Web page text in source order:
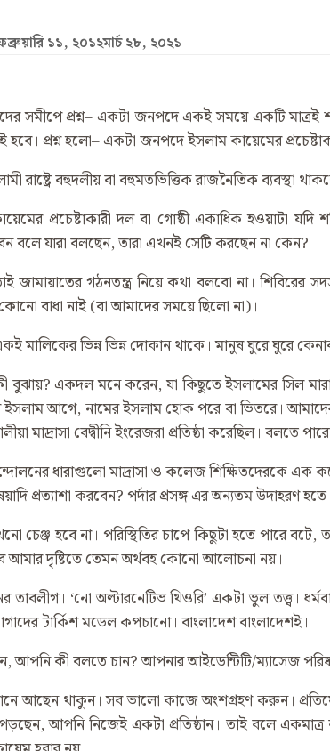
১১, ২০১২মার্চ ২৮, ২০২১
সমীপে প্রশ্ন– একটা জনপদে একই সময়ে একটি
হবে। প্রশ্ন হলো– একটা জনপদে ইসলাম কায়েমের
রাষ্ট্রে বহুদলীয় বা বহুমতভিত্তিক রাজনৈতিক ব্যবস্থা
প্রচেষ্টাকারী দল বা গোষ্ঠী একাধিক হওয়াটা
বলে যারা বলছেন, তারা এখনই সেটি করছেন না কেন?
গঠনতন্ত্র নিয়ে কথা বলবো না। শিবিরের
কোনো বাধা নাই (বা আমাদের সময়ে ছিলো না)।
মালিকের ভিন্ন ভিন্ন দোকান থাকে। মানুষ ঘুরে ঘুরে
বুঝায়? একদল মনে করেন, যা কিছুতে ইসলামের সিল
ইসলাম আগে, নামের ইসলাম হোক পরে বা ভিতরে।
মাদ্রাসা বেদ্বীনি ইংরেজরা প্রতিষ্ঠা করেছিল। বলতে
ধারাগুলো মাদ্রাসা ও কলেজ শিক্ষিতদেরকে
প্রত্যাশা করবেন? পর্দার প্রসঙ্গ এর অন্যতম উদাহরণ
হবে না। পরিস্থিতির চাপে কিছুটা হতে পারে বটে,
আমার দৃষ্টিতে তেমন অর্থবহ কোনো আলোচনা নয়।
তাবলীগ। ‘নো অল্টারনেটিভ থিওরি’ একটা ভুল তত্ত্ব।
টার্কিশ মডেল কপচানো। বাংলাদেশ বাংলাদেশই।
কী বলতে চান? আপনার আইডেন্টিটি/ম্যাসেজ
আছেন থাকুন। সব ভালো কাজে অংশগ্রহণ করুন।
আপনি নিজেই একটা প্রতিষ্ঠান। তাই বলে